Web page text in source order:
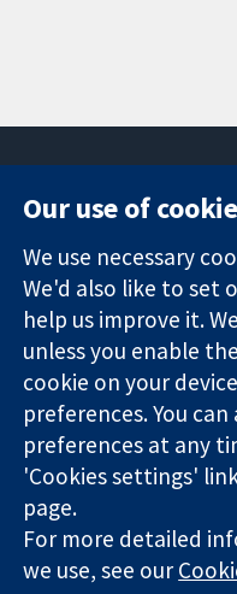
Trusted
evidence.
Informed
decisions.
Better health.
The Cochrane Collaboration
company limited by
England & Wales. VAT
Copyright © 2026 The
Our use of
We use necessary
We'd also like to set
help us improve it.
unless you enable
cookie on your
preferences. You
preferences at any
'Cookies settings'
page.
For more detailed
we use, see our